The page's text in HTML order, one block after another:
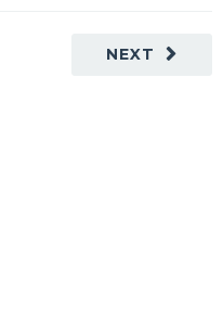
NEXT